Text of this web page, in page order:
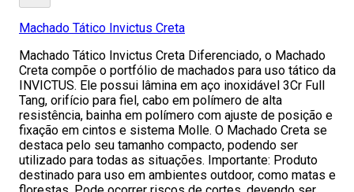
Machado Tático Invictus Creta
Machado Tático Invictus Creta Diferenciado, o Machado
Creta compõe o portfólio de machados para uso tático da
INVICTUS. Ele possui lâmina em aço inoxidável 3Cr Full
Tang, orifício para fiel, cabo em polímero de alta
resistência, bainha em polímero com ajuste de posição e
fixação em cintos e sistema Molle. O Machado Creta se
destaca pelo seu tamanho compacto, podendo ser
utilizado para todas as situações. Importante: Produto
destinado para uso em ambientes outdoor, como matas e